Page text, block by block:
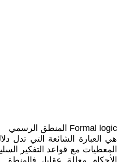
Formal logic المنطق الرسمي
هي العبارة الشائعة التي تدل
المعطيات مع قواعد التفكير